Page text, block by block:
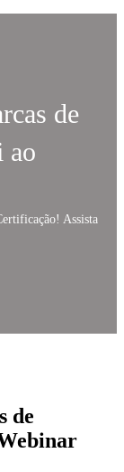
de
ao
Assista
de